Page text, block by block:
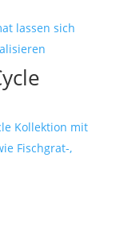
Kollektion mit
Fischgrat-,